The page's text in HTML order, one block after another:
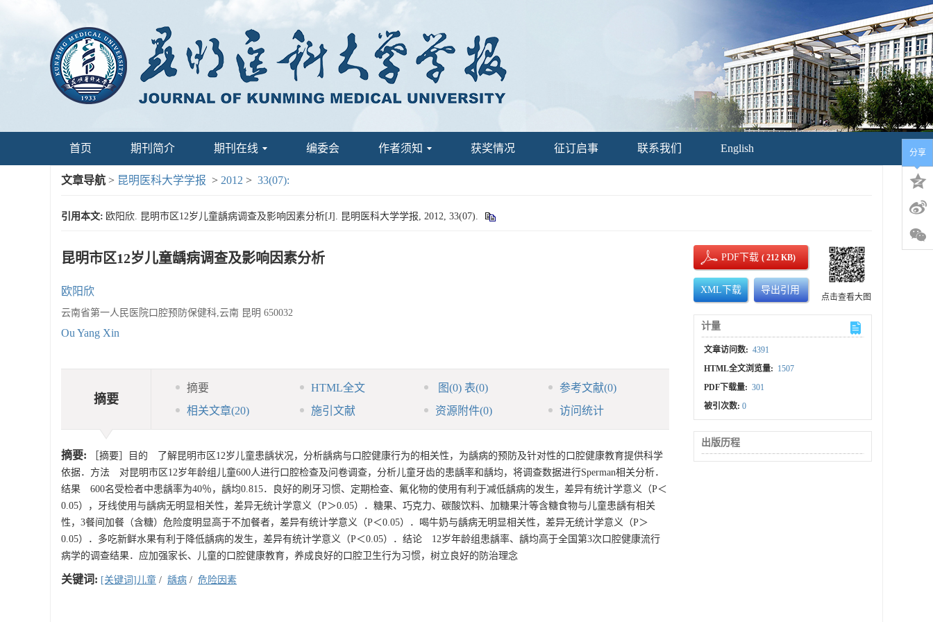
首页 期刊简介 期刊在线 编委会 作者须知 获奖情况 征订启事 联系我们 English
文章导航 > 昆明医科大学学报 > 2012 > 33(07):
引用本文: 欧阳欣. 昆明市区12岁儿童龋病调查及影响因素分析[J]. 昆明医科大学学报, 2012, 33(07).
昆明市区12岁儿童龋病调查及影响因素分析
欧阳欣
云南省第一人民医院口腔预防保健科,云南 昆明 650032
Ou Yang Xin
摘要
摘要 HTML全文 图(0) 表(0) 参考文献(0)
相关文章(20) 施引文献 资源附件(0) 访问统计
摘要: ［摘要］目的 了解昆明市区12岁儿童患龋状况，分析龋病与口腔健康行为的相关性，为龋病的预防及针对性的口腔健康教育提供科学
依据．方法 对昆明市区12岁年龄组儿童600人进行口腔检查及问卷调查，分析儿童牙齿的患龋率和龋均，将调查数据进行Sperman相关分析．
结果 600名受检者中患龋率为40％，龋均0.815．良好的刷牙习惯、定期检查、氟化物的使用有利于减低龋病的发生，差异有统计学意义（P＜
0.05），牙线使用与龋病无明显相关性，差异无统计学意义（P＞0.05）．糖果、巧克力、碳酸饮料、加糖果汁等含糖食物与儿童患龋有相关
性，3餐间加餐（含糖）危险度明显高于不加餐者，差异有统计学意义（P＜0.05）．喝牛奶与龋病无明显相关性，差异无统计学意义（P＞
0.05）．多吃新鲜水果有利于降低龋病的发生，差异有统计学意义（P＜0.05）．结论 12岁年龄组患龋率、龋均高于全国第3次口腔健康流行
病学的调查结果．应加强家长、儿童的口腔健康教育，养成良好的口腔卫生行为习惯，树立良好的防治理念
关键词: [关键词]儿童 / 龋病 / 危险因素
PDF下载( 212 KB)
XML下载 导出引用
点击查看大图
计量
文章访问数: 4391
HTML全文浏览量: 1507
PDF下载量: 301
被引次数:0
出版历程
分享